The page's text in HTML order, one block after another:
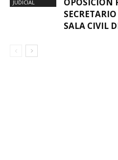
JUDICIAL
SALA CIVIL